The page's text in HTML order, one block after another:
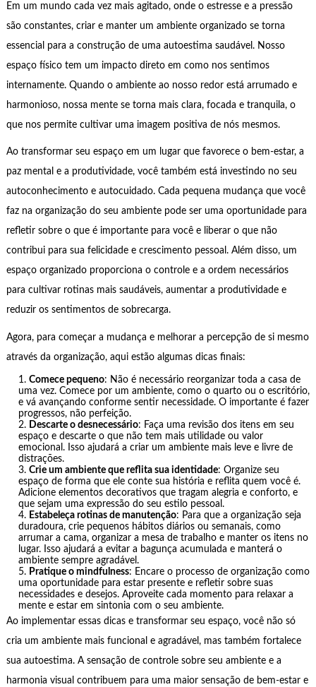
Em um mundo cada vez mais agitado, onde o estresse e a pressão
são constantes, criar e manter um ambiente organizado se torna
essencial para a construção de uma autoestima saudável. Nosso
espaço físico tem um impacto direto em como nos sentimos
internamente. Quando o ambiente ao nosso redor está arrumado e
harmonioso, nossa mente se torna mais clara, focada e tranquila, o
que nos permite cultivar uma imagem positiva de nós mesmos.
Ao transformar seu espaço em um lugar que favorece o bem-estar, a
paz mental e a produtividade, você também está investindo no seu
autoconhecimento e autocuidado. Cada pequena mudança que você
faz na organização do seu ambiente pode ser uma oportunidade para
refletir sobre o que é importante para você e liberar o que não
contribui para sua felicidade e crescimento pessoal. Além disso, um
espaço organizado proporciona o controle e a ordem necessários
para cultivar rotinas mais saudáveis, aumentar a produtividade e
reduzir os sentimentos de sobrecarga.
Agora, para começar a mudança e melhorar a percepção de si mesmo
através da organização, aqui estão algumas dicas finais:
Comece pequeno: Não é necessário reorganizar toda a casa de
uma vez. Comece por um ambiente, como o quarto ou o escritório,
e vá avançando conforme sentir necessidade. O importante é fazer
progressos, não perfeição.
Descarte o desnecessário: Faça uma revisão dos itens em seu
espaço e descarte o que não tem mais utilidade ou valor
emocional. Isso ajudará a criar um ambiente mais leve e livre de
distrações.
Crie um ambiente que reflita sua identidade: Organize seu
espaço de forma que ele conte sua história e reflita quem você é.
Adicione elementos decorativos que tragam alegria e conforto, e
que sejam uma expressão do seu estilo pessoal.
Estabeleça rotinas de manutenção: Para que a organização seja
duradoura, crie pequenos hábitos diários ou semanais, como
arrumar a cama, organizar a mesa de trabalho e manter os itens no
lugar. Isso ajudará a evitar a bagunça acumulada e manterá o
ambiente sempre agradável.
Pratique o mindfulness: Encare o processo de organização como
uma oportunidade para estar presente e refletir sobre suas
necessidades e desejos. Aproveite cada momento para relaxar a
mente e estar em sintonia com o seu ambiente.
Ao implementar essas dicas e transformar seu espaço, você não só
cria um ambiente mais funcional e agradável, mas também fortalece
sua autoestima. A sensação de controle sobre seu ambiente e a
harmonia visual contribuem para uma maior sensação de bem-estar e